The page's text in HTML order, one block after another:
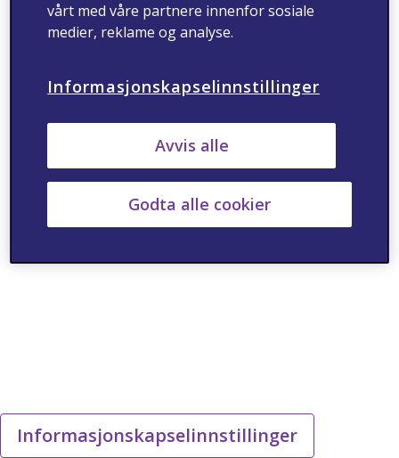
Informasjonskapselinnstillinger
vårt med våre partnere innenfor sosiale
medier, reklame og analyse.
Informasjonskapselinnstillinger
Avvis alle
Godta alle cookier